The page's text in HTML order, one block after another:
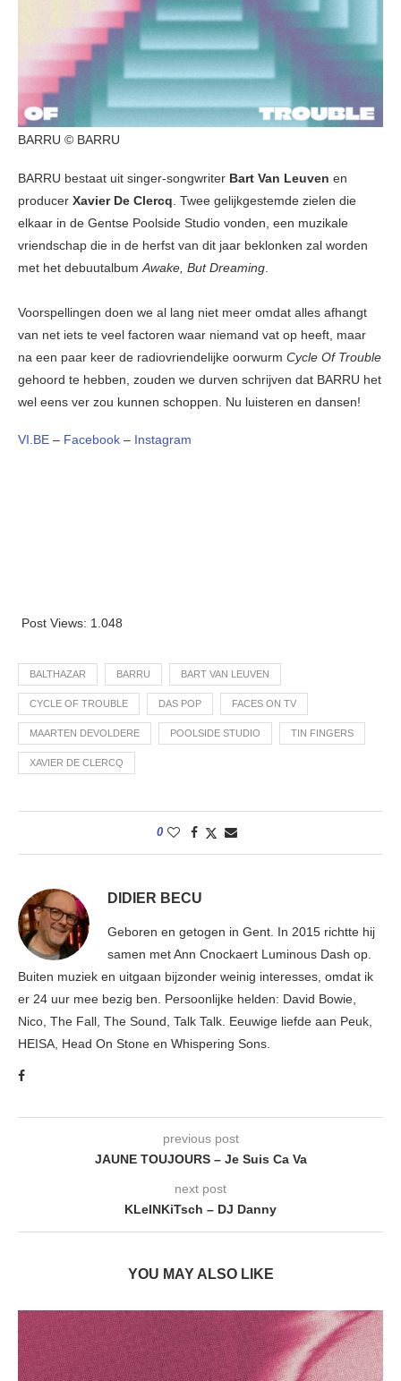
BARRU © BARRU
BARRU bestaat uit singer-songwriter Bart Van Leuven en
producer Xavier De Clercq. Twee gelijkgestemde zielen die
elkaar in de Gentse Poolside Studio vonden, een muzikale
vriendschap die in de herfst van dit jaar beklonken zal worden
met het debuutalbumAwake, But Dreaming.
Voorspellingen doen we al lang niet meer omdat alles afhangt
van net iets te veel factoren waar niemand vat op heeft, maar
na een paar keer de radiovriendelijke oorwurm Cycle Of Trouble
gehoord te hebben, zouden we durven schrijven dat BARRU het
wel eens ver zou kunnen schoppen. Nu luisteren en dansen!
VI.BE – Facebook – Instagram
Post Views: 1.048
BALTHAZAR BARRU BART VAN LEUVEN
CYCLE OF TROUBLE DAS POP FACES ON TV
MAARTEN DEVOLDERE POOLSIDE STUDIO TIN FINGERS
XAVIER DE CLERCQ
0
DIDIER BECU
Geboren en getogen in Gent. In 2015 richtte hij
samen met Ann Cnockaert Luminous Dash op.
Buiten muziek en uitgaan bijzonder weinig interesses, omdat ik
er 24 uur mee bezig ben. Persoonlijke helden: David Bowie,
Nico, The Fall, The Sound, Talk Talk. Eeuwige liefde aan Peuk,
HEISA, Head On Stone en Whispering Sons.
previous post
JAUNE TOUJOURS – Je Suis Ca Va
next post
KLeINKiTsch – DJ Danny
YOU MAY ALSO LIKE